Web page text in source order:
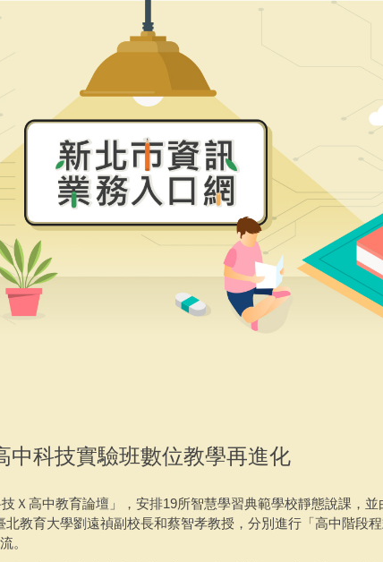
中科技實驗班數位教學再進化
Ｘ高中教育論壇」，安排19所智慧學習典範學校靜態說課，
教育大學劉遠禎副校長和蔡智孝教授，分別進行「高中階段
。